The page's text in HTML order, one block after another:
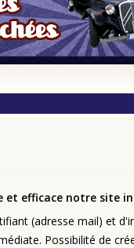
efficace notre site
(adresse mail) et
Possibilité de